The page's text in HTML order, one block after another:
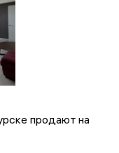
продают на